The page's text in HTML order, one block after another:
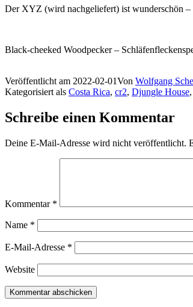
Der XYZ (wird nachgeliefert) ist wunderschön
Black-cheeked Woodpecker –
Veröffentlicht am 2022-02-01Von Wolfgang
Kategorisiert als Costa Rica, cr2, Djungle House,
Schreibe einen Kommentar
Deine E-Mail-Adresse wird nicht veröffentlicht.
Kommentar *
Name *
E-Mail-Adresse *
Website